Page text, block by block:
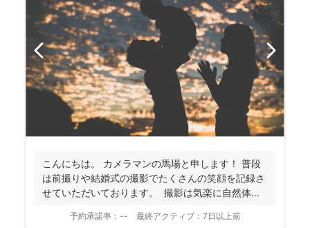
こんにちは。 カメラマンの馬場と申します！ 普段
は前撮りや結婚式の撮影でたくさんの笑顔を記録さ
せていただいております。 撮影は気楽に自然体な
予約承諾率： -- 最終アクティブ： 7日以上前